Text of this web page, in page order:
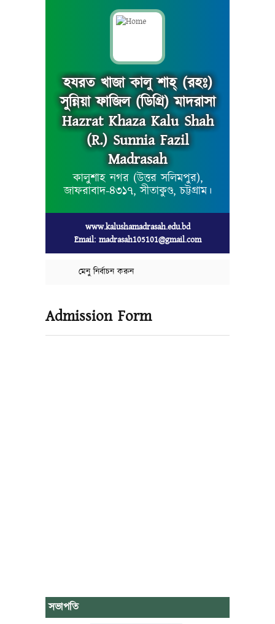
হযরত খাজা কালু শাহ্ (রহঃ)
সুন্নিয়া ফাজিল (ডিগ্রি) মাদরাসা
Hazrat Khaza Kalu Shah
(R.) Sunnia Fazil
Madrasah
কালুশাহ নগর (উত্তর সলিমপুর),
জাফরাবাদ-৪৩১৭, সীতাকুণ্ড, চট্টগ্রাম।
www.kalushamadrasah.edu.bd
Email: madrasah105101@gmail.com
মেনু নির্বাচন করুন
Admission Form
সভাপতি